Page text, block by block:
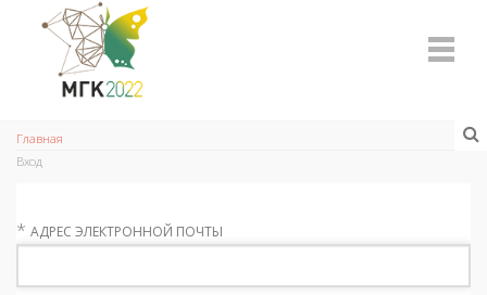
Главная
Вход
* АДРЕС ЭЛЕКТРОННОЙ ПОЧТЫ